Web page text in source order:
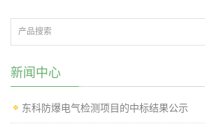
新闻中心
东科防爆电气检测项目的中标结果公示